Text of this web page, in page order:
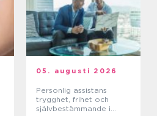
05. augusti 2026
Personlig assistans
trygghet, frihet och
självbestämmande i